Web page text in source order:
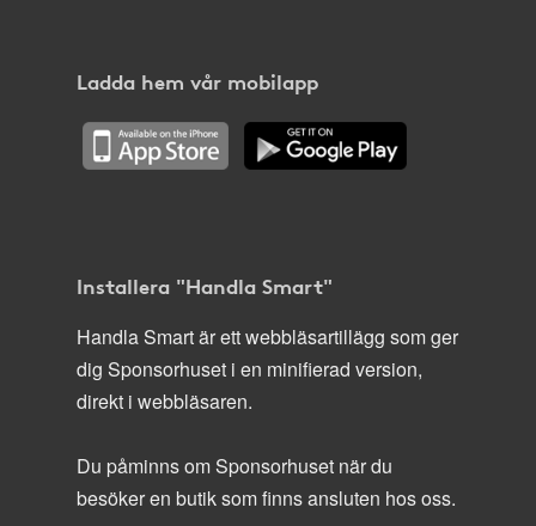
Ladda hem vår mobilapp
Installera "Handla Smart"
Handla Smart är ett webbläsartillägg som ger
dig Sponsorhuset i en minifierad version,
direkt i webbläsaren.
Du påminns om Sponsorhuset när du
besöker en butik som finns ansluten hos oss.